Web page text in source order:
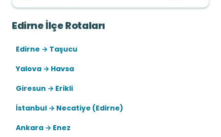
Edirne İlçe Rotaları
Edirne → Taşucu
Yalova → Havsa
Giresun → Erikli
İstanbul → Necatiye (Edirne)
Ankara → Enez